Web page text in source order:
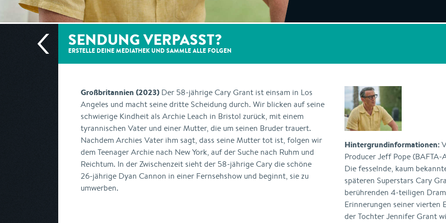
SENDUNG VERPASST?
ERSTELLE DEINE MEDIATHEK UND SAMMLE ALLE FOLGEN
Großbritannien (2023) Der 58-jährige Cary Grant ist einsam in Los
Angeles und macht seine dritte Scheidung durch. Wir blicken auf seine
schwierige Kindheit als Archie Leach in Bristol zurück, mit einem
tyrannischen Vater und einer Mutter, die um seinen Bruder trauert.
Nachdem Archies Vater ihm sagt, dass seine Mutter tot ist, folgen wir
dem Teenager Archie nach New York, auf der Suche nach Ruhm und
Reichtum. In der Zwischenzeit sieht der 58-jährige Cary die schöne
26-jährige Dyan Cannon in einer Fernsehshow und beginnt, sie zu
umwerben.
Hintergrundinformationen:
Producer Jeff Pope
Die fesselnde, kaum
späteren Superstars Cary
berührenden 4-teiligen
Erinnerungen seiner vierten
der Tochter Jennifer Grant